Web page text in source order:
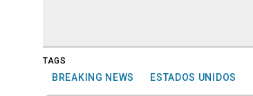
TAGS
BREAKING NEWS ESTADOS UNIDOS